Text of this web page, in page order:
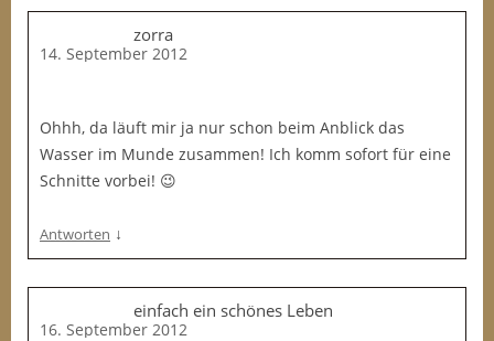
zorra
14. September 2012
Ohhh, da läuft mir ja nur schon beim Anblick das
Wasser im Munde zusammen! Ich komm sofort für eine
Schnitte vorbei! 😉
Antworten ↓
einfach ein schönes Leben
16. September 2012